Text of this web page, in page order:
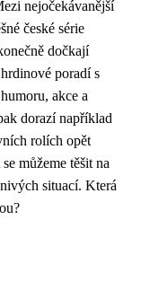
nejočekávanější
české série
dočkají
poradí s
akce a
dorazí například
rolích opět
můžeme těšit na
situací. Která